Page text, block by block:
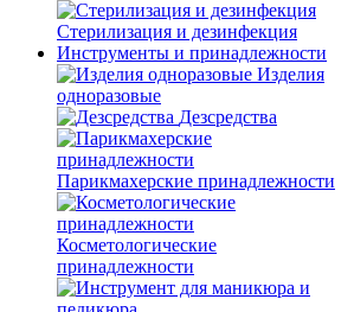
Стерилизация и дезинфекция
Инструменты и принадлежности
Изделия
одноразовые
Дезсредства
Парикмахерские принадлежности
Косметологические
принадлежности